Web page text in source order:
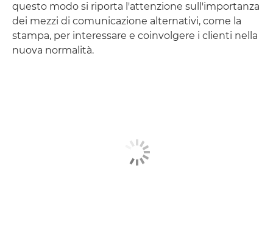
questo modo si riporta l'attenzione sull'importanza
dei mezzi di comunicazione alternativi, come la
stampa, per interessare e coinvolgere i clienti nella
nuova normalità.